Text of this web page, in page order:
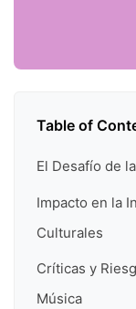
Table of
El Desafío de
Impacto en la
Culturales
Críticas y
Música